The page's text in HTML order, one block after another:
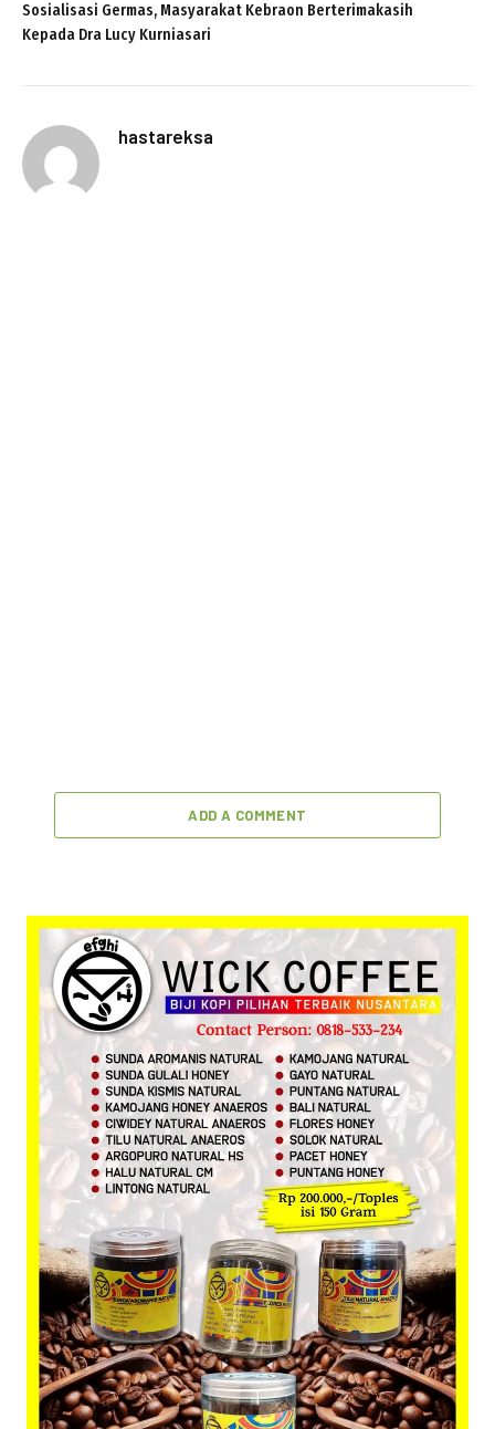
Sosialisasi Germas, Masyarakat Kebraon Berterimakasih
Kepada Dra Lucy Kurniasari
hastareksa
ADD A COMMENT